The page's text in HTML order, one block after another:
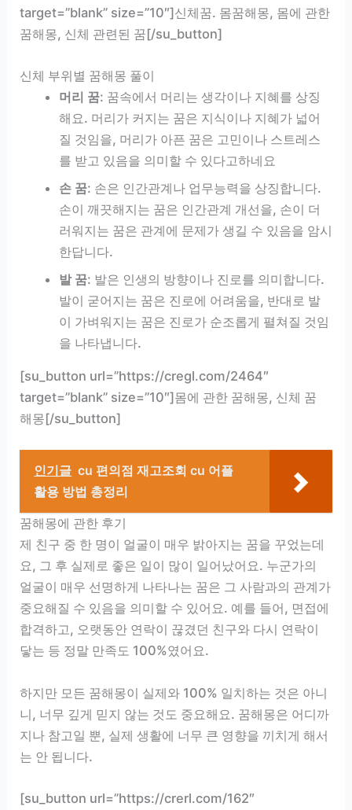
target=”blank” size=”10″]신체꿈. 몸꿈해몽, 몸에 관한
꿈해몽, 신체 관련된 꿈[/su_button]
신체 부위별 꿈해몽 풀이
머리 꿈: 꿈속에서 머리는 생각이나 지혜를 상징
해요. 머리가 커지는 꿈은 지식이나 지혜가 넓어
질 것임을, 머리가 아픈 꿈은 고민이나 스트레스
를 받고 있음을 의미할 수 있다고하네요
손 꿈: 손은 인간관계나 업무능력을 상징합니다.
손이 깨끗해지는 꿈은 인간관계 개선을, 손이 더
러워지는 꿈은 관계에 문제가 생길 수 있음을 암시
한답니다.
발 꿈: 발은 인생의 방향이나 진로를 의미합니다.
발이 굳어지는 꿈은 진로에 어려움을, 반대로 발
이 가벼워지는 꿈은 진로가 순조롭게 펼쳐질 것임
을 나타냅니다.
[su_button url=”https://cregl.com/2464″
target=”blank” size=”10″]몸에 관한 꿈해몽, 신체 꿈
해몽[/su_button]
인기글 cu 편의점 재고조회 cu 어플
활용 방법 총정리
꿈해몽에 관한 후기
제 친구 중 한 명이 얼굴이 매우 밝아지는 꿈을 꾸었는데
요, 그 후 실제로 좋은 일이 많이 일어났어요. 누군가의
얼굴이 매우 선명하게 나타나는 꿈은 그 사람과의 관계가
중요해질 수 있음을 의미할 수 있어요. 예를 들어, 면접에
합격하고, 오랫동안 연락이 끊겼던 친구와 다시 연락이
닿는 등 정말 만족도 100%였어요.
하지만 모든 꿈해몽이 실제와 100% 일치하는 것은 아니
니, 너무 깊게 믿지 않는 것도 중요해요. 꿈해몽은 어디까
지나 참고일 뿐, 실제 생활에 너무 큰 영향을 끼치게 해서
는 안 됩니다.
[su_button url=”https://crerl.com/162″